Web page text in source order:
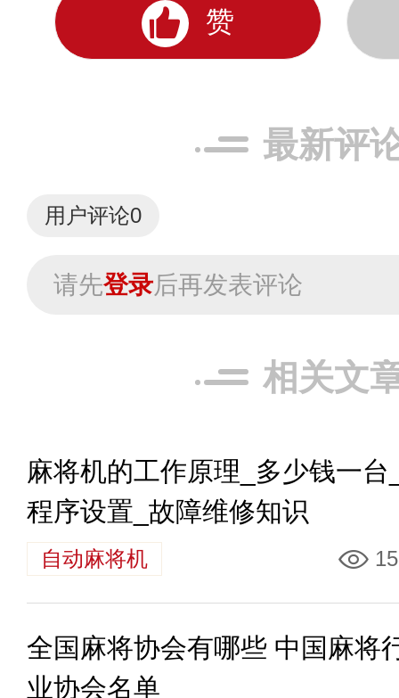
赞
最新评
用户评论0
请先登录后再发表评论
相关文
麻将机的工作原理_多少钱一台
程序设置_故障维修知识
自动麻将机
全国麻将协会有哪些 中国麻将
业协会名单